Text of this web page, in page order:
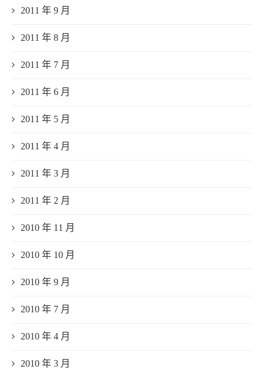
2011 年 9 月
2011 年 8 月
2011 年 7 月
2011 年 6 月
2011 年 5 月
2011 年 4 月
2011 年 3 月
2011 年 2 月
2010 年 11 月
2010 年 10 月
2010 年 9 月
2010 年 7 月
2010 年 4 月
2010 年 3 月